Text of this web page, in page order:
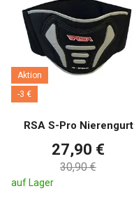
Aktion
-3 €
RSA S-Pro Nierengurt
27,90 €
30,90 €
auf Lager